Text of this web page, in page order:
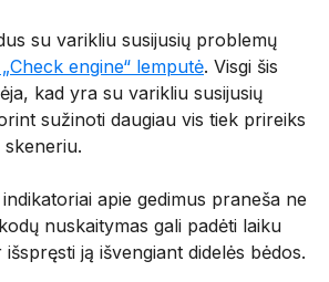
su varikliu susijusių problemų
engine“ lemputė. Visgi šis
kad yra su varikliu susijusių
sužinoti daugiau vis tiek prireiks
skeneriu.
apie gedimus praneša ne
nuskaitymas gali padėti laiku
ją išvengiant didelės bėdos.